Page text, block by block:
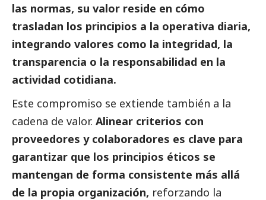
las normas, su valor reside en cómo
trasladan los principios a la operativa diaria,
integrando valores como la integridad, la
transparencia o la responsabilidad en la
actividad cotidiana.
Este compromiso se extiende también a la
cadena de valor. Alinear criterios con
proveedores y colaboradores es clave para
garantizar que los principios éticos se
mantengan de forma consistente más allá
de la propia organización, reforzando la